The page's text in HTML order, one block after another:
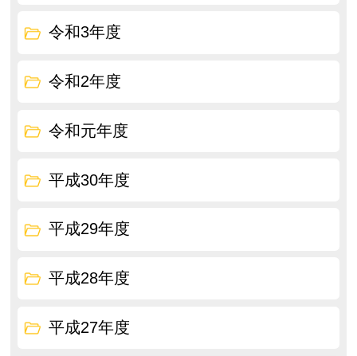
令和3年度
令和2年度
令和元年度
平成30年度
平成29年度
平成28年度
平成27年度